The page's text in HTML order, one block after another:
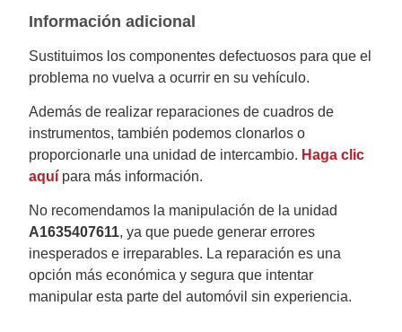
Información adicional
Sustituimos los componentes defectuosos para que el
problema no vuelva a ocurrir en su vehículo.
Además de realizar reparaciones de cuadros de
instrumentos, también podemos clonarlos o
proporcionarle una unidad de intercambio. Haga clic
aquí para más información.
No recomendamos la manipulación de la unidad
A1635407611, ya que puede generar errores
inesperados e irreparables. La reparación es una
opción más económica y segura que intentar
manipular esta parte del automóvil sin experiencia.